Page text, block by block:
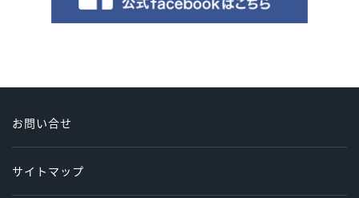
お問い合せ
サイトマップ